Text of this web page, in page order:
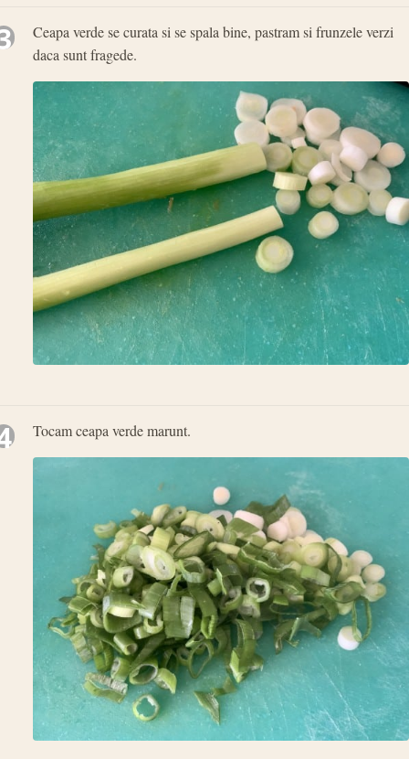
Ceapa verde se curata si se spala bine, pastram si frunzele verzi
daca sunt fragede.
Tocam ceapa verde marunt.